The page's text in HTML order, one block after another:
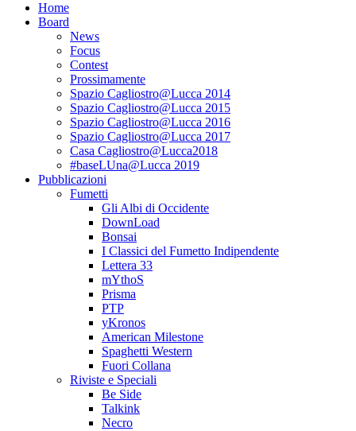
Home
Board
News
Focus
Contest
Prossimamente
Spazio Cagliostro@Lucca 2014
Spazio Cagliostro@Lucca 2015
Spazio Cagliostro@Lucca 2016
Spazio Cagliostro@Lucca 2017
Casa Cagliostro@Lucca2018
#baseLUna@Lucca 2019
Pubblicazioni
Fumetti
Gli Albi di Occidente
DownLoad
Bonsai
I Classici del Fumetto Indipendente
Lettera 33
mYthoS
Prisma
PTP
yKronos
American Milestone
Spaghetti Western
Fuori Collana
Riviste e Speciali
Be Side
Talkink
Necro